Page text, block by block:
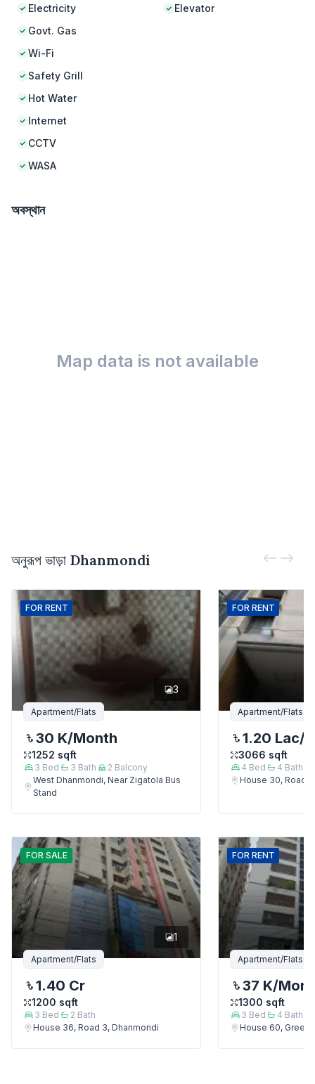
Electricity
Govt. Gas
Wi-Fi
Safety Grill
Hot Water
Internet
CCTV
WASA
Elevator
অবস্থান
Map data is not available
অনুরূপ ভাড়া Dhanmondi
FOR RENT
3
Apartment/Flats
30 K/Month
1252 sqft
3 Bed 3 Bath 2 Balcony
West Dhanmondi, Near Zigatola Bus
Stand
FOR RENT
Apartment/Flats
1.20 Lac/
3066 sqft
4 Bed 4 Bath
House 30, Road
FOR SALE
1
Apartment/Flats
1.40 Cr
1200 sqft
3 Bed 2 Bath
House 36, Road 3, Dhanmondi
FOR RENT
Apartment/Flats
37 K/
1300 sqft
3 Bed 4 Bath
House 60, Green